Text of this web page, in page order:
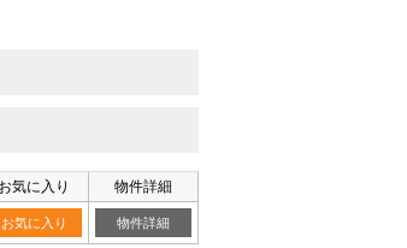
お気に入り 物件詳細
お気に入り 物件詳細